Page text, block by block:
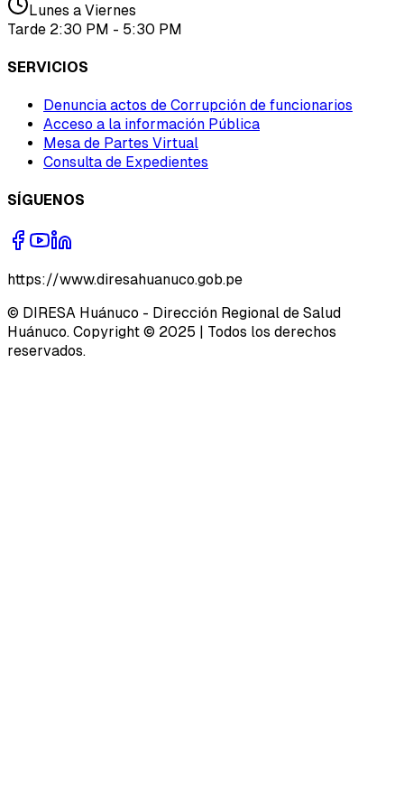
Lunes a Viernes
Tarde 2:30 PM - 5:30 PM
SERVICIOS
Denuncia actos de Corrupción de funcionarios
Acceso a la información Pública
Mesa de Partes Virtual
Consulta de Expedientes
SÍGUENOS
https://www.diresahuanuco.gob.pe
© DIRESA Huánuco - Dirección Regional de Salud
Huánuco. Copyright © 2025 | Todos los derechos
reservados.